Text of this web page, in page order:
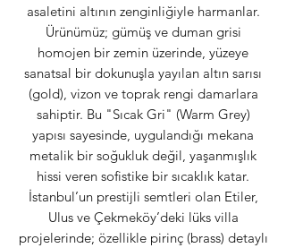
asaletini altının zenginliğiyle harmanlar.
Ürünümüz; gümüş ve duman grisi
homojen bir zemin üzerinde, yüzeye
sanatsal bir dokunuşla yayılan altın sarısı
(gold), vizon ve toprak rengi damarlara
sahiptir. Bu "Sıcak Gri" (Warm Grey)
yapısı sayesinde, uygulandığı mekana
metalik bir soğukluk değil, yaşanmışlık
hissi veren sofistike bir sıcaklık katar.
İstanbul’un prestijli semtleri olan Etiler,
Ulus ve Çekmeköy’deki lüks villa
projelerinde; özellikle pirinç (brass) detaylı